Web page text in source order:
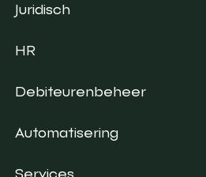
Juridisch
HR
Debiteurenbeheer
Automatisering
Services